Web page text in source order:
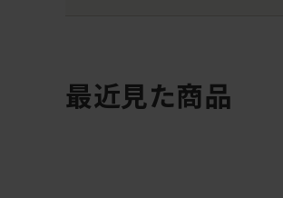
最近見た商品